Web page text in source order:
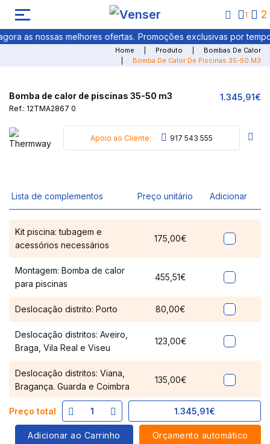
1 2
as nossas melhores ofertas. Promoções exclusivas por tempo
Home Produto
Bombas De Calor
Bomba De Calor De Piscinas 35-50 M3
Bomba de calor de piscinas 35-50 m3
Ref.: 12TMA2867 0
1.345,91€
Apoio ao Cliente: 917 543 555
Lista de complementos Preço unitário Adicionar
Kit piscina: tubagem e
acessórios necessários
175,00€
Montagem: Bomba de calor
para piscinas
455,51€
Deslocação distrito: Porto 80,00€
Deslocação distritos: Aveiro,
Braga, Vila Real e Viseu
123,00€
Deslocação distritos: Viana,
Bragança. Guarda e Coimbra
135,00€
Preço total 1.345,91€
Adicionar ao Carrinho Orçamento automático